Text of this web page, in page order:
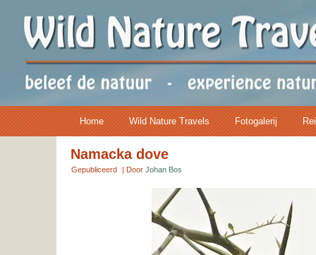
Home Wild Nature Travels Fotogalerij
Namacka dove
Gepubliceerd | Door Johan Bos